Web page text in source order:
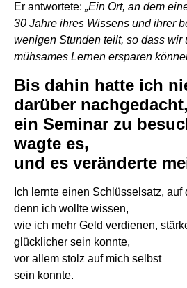
Er antwortete: „Ein Ort, an dem
30 Jahre ihres Wissens und ihrer
wenigen Stunden teilt, so dass wir
mühsames Lernen ersparen
Bis dahin hatte ich
darüber nachgedacht,
ein Seminar zu
wagte es,
und es veränderte
Ich lernte einen Schlüsselsatz, auf
denn ich wollte wissen,
wie ich mehr Geld verdienen,
glücklicher sein konnte,
vor allem stolz auf mich selbst
sein konnte.